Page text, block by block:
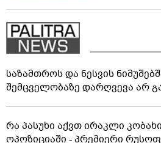
საზამთროს და ნესვის
შემცველობაზე დარღვევა არ
რა პასუხი აქვთ ირაკლი
ოპოზიციაში - პრემიერი